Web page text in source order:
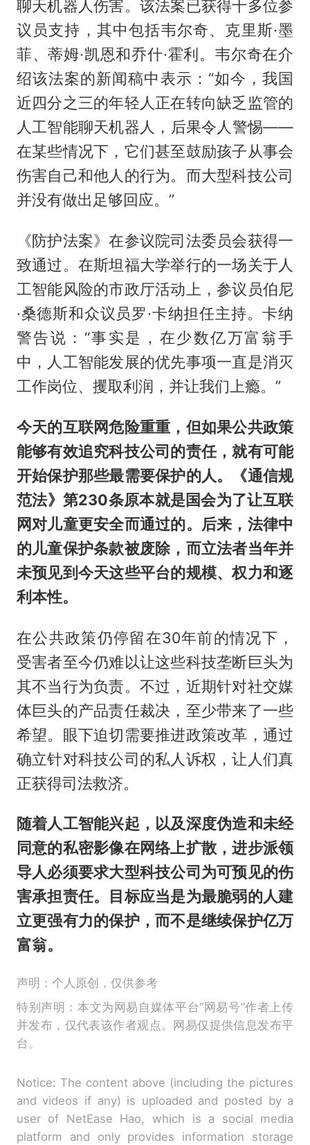
聊天机器人伤害。该法案已获得十多位参
议员支持，其中包括韦尔奇、克里斯·墨
菲、蒂姆·凯恩和乔什·霍利。韦尔奇在介
绍该法案的新闻稿中表示：“如今，我国
近四分之三的年轻人正在转向缺乏监管的
人工智能聊天机器人，后果令人警惕——
在某些情况下，它们甚至鼓励孩子从事会
伤害自己和他人的行为。而大型科技公司
并没有做出足够回应。”
《防护法案》在参议院司法委员会获得一
致通过。在斯坦福大学举行的一场关于人
工智能风险的市政厅活动上，参议员伯尼
·桑德斯和众议员罗·卡纳担任主持。卡纳
警告说：“事实是，在少数亿万富翁手
中，人工智能发展的优先事项一直是消灭
工作岗位、攫取利润，并让我们上瘾。”
今天的互联网危险重重，但如果公共政策
能够有效追究科技公司的责任，就有可能
开始保护那些最需要保护的人。《通信规
范法》第230条原本就是国会为了让互联
网对儿童更安全而通过的。后来，法律中
的儿童保护条款被废除，而立法者当年并
未预见到今天这些平台的规模、权力和逐
利本性。
在公共政策仍停留在30年前的情况下，
受害者至今仍难以让这些科技垄断巨头为
其不当行为负责。不过，近期针对社交媒
体巨头的产品责任裁决，至少带来了一些
希望。眼下迫切需要推进政策改革，通过
确立针对科技公司的私人诉权，让人们真
正获得司法救济。
随着人工智能兴起，以及深度伪造和未经
同意的私密影像在网络上扩散，进步派领
导人必须要求大型科技公司为可预见的伤
害承担责任。目标应当是为最脆弱的人建
立更强有力的保护，而不是继续保护亿万
富翁。
声明：个人原创，仅供参考
特别声明：本文为网易自媒体平台“网易号”作者上传
并发布，仅代表该作者观点。网易仅提供信息发布平
台。
Notice: The content above (including the pictures
and videos if any) is uploaded and posted by a
user of NetEase Hao, which is a social media
platform and only provides information storage